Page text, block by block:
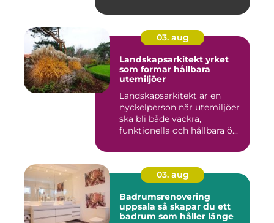
03. aug
Landskapsarkitekt yrket
som formar hållbara
utemiljöer
Landskapsarkitekt är en
nyckelperson när utemiljöer
ska bli både vackra,
funktionella och hållbara ö...
03. aug
Badrumsrenovering
uppsala så skapar du ett
badrum som håller länge